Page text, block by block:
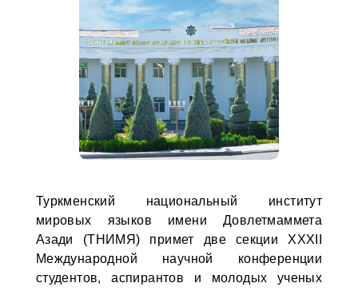
Туркменский национальный институт
мировых языков имени Довлетмаммета
Азади (ТНИМЯ) примет две секции XXXII
Международной научной конференции
студентов, аспирантов и молодых ученых